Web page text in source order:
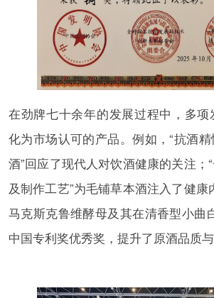
在劲牌七十余年的发展过程中，多
化为市场认可的产品。例如，“抗酒
酒”回应了现代人对饮酒健康的关注；
及制作工艺”为毛铺草本酒注入了健康
马克斯克鲁维酵母及其在清香型小曲
中国专利奖优秀奖，提升了原酒品质与